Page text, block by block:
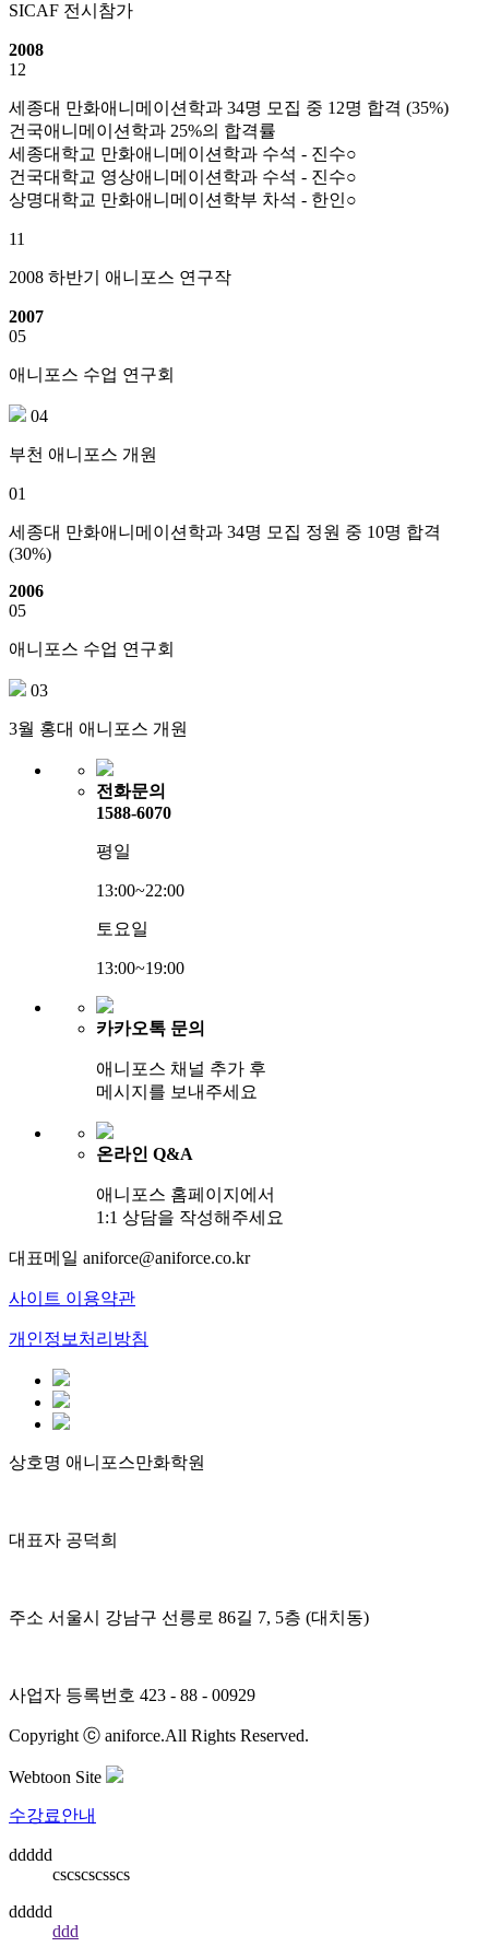
SICAF 전시참가
2008
12
세종대 만화애니메이션학과 34명 모집 중 12명 합격 (35%)
건국애니메이션학과 25%의 합격률
세종대학교 만화애니메이션학과 수석 - 진수○
건국대학교 영상애니메이션학과 수석 - 진수○
상명대학교 만화애니메이션학부 차석 - 한인○
11
2008 하반기 애니포스 연구작
2007
05
애니포스 수업 연구회
04
부천 애니포스 개원
01
세종대 만화애니메이션학과 34명 모집 정원 중 10명 합격
(30%)
2006
05
애니포스 수업 연구회
03
3월 홍대 애니포스 개원
전화문의
1588-6070
평일
13:00~22:00
토요일
13:00~19:00
카카오톡 문의
애니포스 채널 추가 후
메시지를 보내주세요
온라인 Q&A
애니포스 홈페이지에서
1:1 상담을 작성해주세요
대표메일 aniforce@aniforce.co.kr
사이트 이용약관
개인정보처리방침
상호명 애니포스만화학원
대표자 공덕희
주소 서울시 강남구 선릉로 86길 7, 5층 (대치동)
사업자 등록번호 423 - 88 - 00929
Copyright ⓒ aniforce.All Rights Reserved.
Webtoon Site
수강료안내
ddddd
cscscscsscs
ddddd
ddd